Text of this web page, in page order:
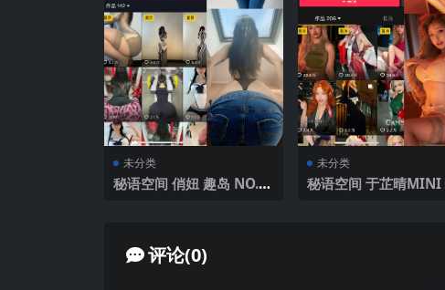
未分类
秘语空间 俏妞 趣岛 NO.0
未分类
秘语空间 于芷晴MINI
评论(0)